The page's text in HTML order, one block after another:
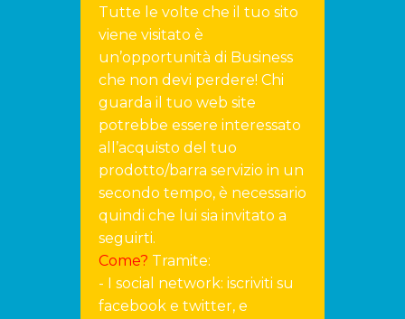
Tutte le volte che il tuo sito
viene visitato è
un’opportunità di Business
che non devi perdere! Chi
guarda il tuo web site
potrebbe essere interessato
all’acquisto del tuo
prodotto/barra servizio in un
secondo tempo, è necessario
quindi che lui sia invitato a
seguirti.
Come? Tramite:
- I social network: iscriviti su
facebook e twitter, e